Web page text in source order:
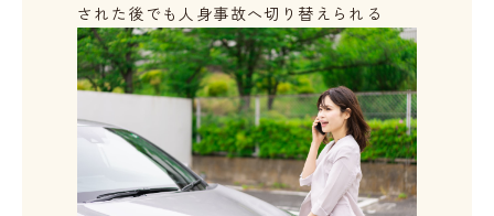
された後でも人身事故へ切り替えられる